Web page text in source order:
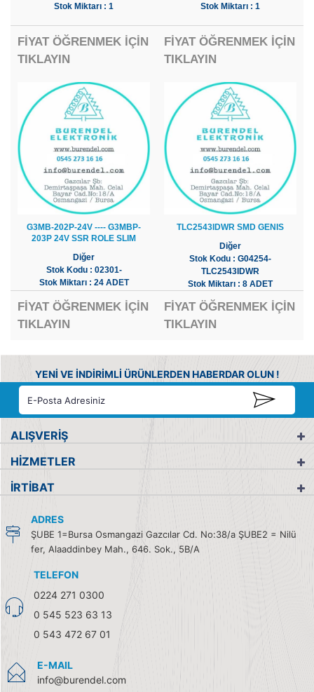
Stok Miktarı : 1
FİYAT ÖĞRENMEK İÇİN
TIKLAYIN
Stok Miktarı : 1
FİYAT ÖĞRENMEK İÇİN
TIKLAYIN
G3MB-202P-24V ---- G3MBP-
203P 24V SSR ROLE SLIM
Diğer
Stok Kodu : 02301-
Stok Miktarı : 24 ADET
FİYAT ÖĞRENMEK İÇİN
TIKLAYIN
TLC2543IDWR SMD GENIS
Diğer
Stok Kodu : G04254-
TLC2543IDWR
Stok Miktarı : 8 ADET
FİYAT ÖĞRENMEK İÇİN
TIKLAYIN
YENİ VE İNDİRİMLİ ÜRÜNLERDEN HABERDAR OLUN !
ALIŞVERİŞ
HİZMETLER
İRTİBAT
ADRES
ŞUBE 1=Bursa Osmangazi Gazcılar Cd. No:38/a ŞUBE2 = Nilü
fer, Alaaddinbey Mah., 646. Sok., 5B/A
TELEFON
0224 271 0300
0 545 523 63 13
0 543 472 67 01
E-MAIL
info@burendel.com